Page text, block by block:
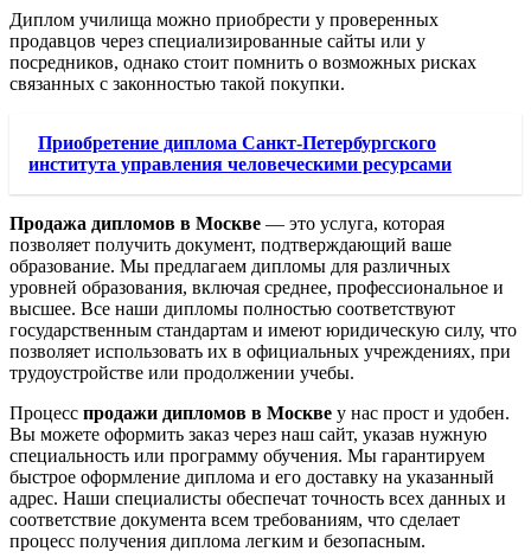
Диплом училища можно приобрести у проверенных
продавцов через специализированные сайты или у
посредников, однако стоит помнить о возможных рисках
связанных с законностью такой покупки.
Приобретение диплома Санкт-Петербургского
института управления человеческими ресурсами
Продажа дипломов в Москве — это услуга, которая
позволяет получить документ, подтверждающий ваше
образование. Мы предлагаем дипломы для различных
уровней образования, включая среднее, профессиональное и
высшее. Все наши дипломы полностью соответствуют
государственным стандартам и имеют юридическую силу, что
позволяет использовать их в официальных учреждениях, при
трудоустройстве или продолжении учебы.
Процесс продажи дипломов в Москве у нас прост и удобен.
Вы можете оформить заказ через наш сайт, указав нужную
специальность или программу обучения. Мы гарантируем
быстрое оформление диплома и его доставку на указанный
адрес. Наши специалисты обеспечат точность всех данных и
соответствие документа всем требованиям, что сделает
процесс получения диплома легким и безопасным.